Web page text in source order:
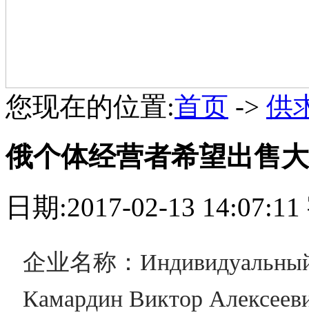
您现在的位置:首页 -> 供
俄个体经营者希望出售
日期:2017-02-13
企业名称：
Камардин Виктор